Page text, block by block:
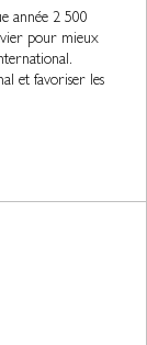
année 2 500
pour mieux
et favoriser les